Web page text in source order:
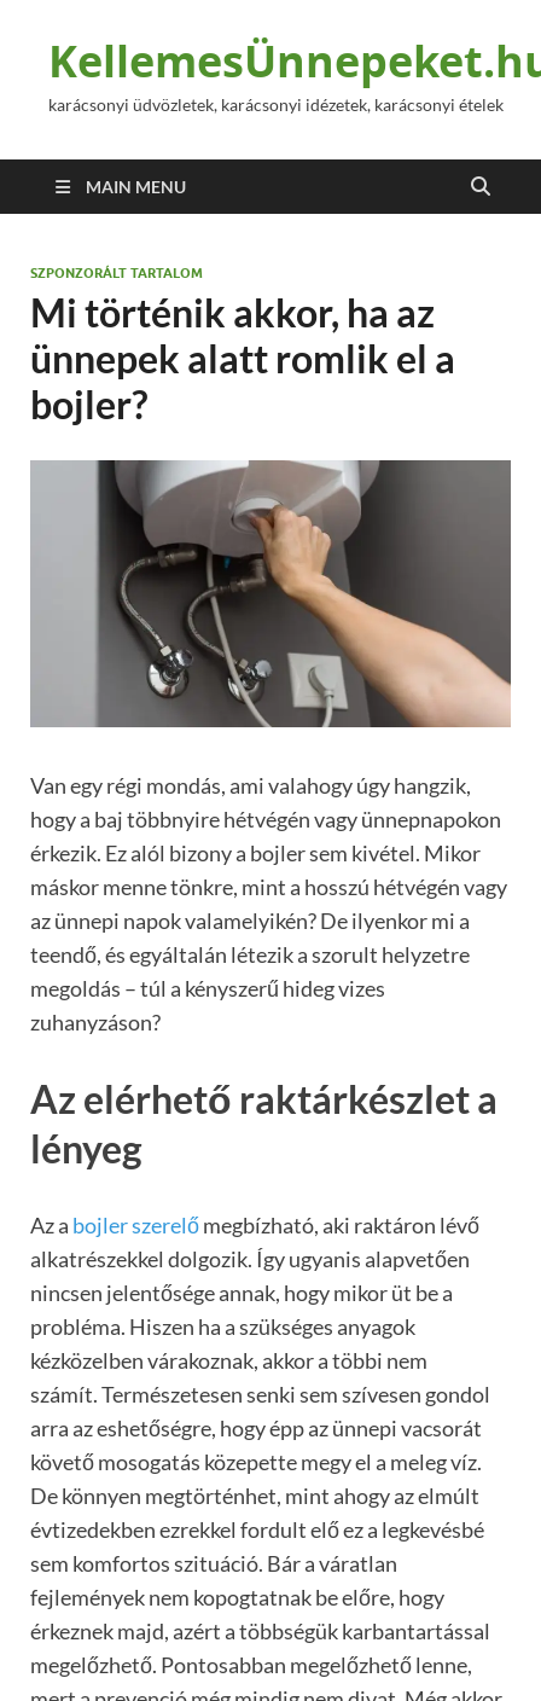
karácsonyi üdvözletek, karácsonyi idézetek, karácsonyi ételek
MAIN MENU
SZPONZORÁLT TARTALOM
Mi történik akkor, ha az
ünnepek alatt romlik el a
bojler?
Van egy régi mondás, ami valahogy úgy hangzik,
hogy a baj többnyire hétvégén vagy ünnepnapokon
érkezik. Ez alól bizony a bojler sem kivétel. Mikor
máskor menne tönkre, mint a hosszú hétvégén vagy
az ünnepi napok valamelyikén? De ilyenkor mi a
teendő, és egyáltalán létezik a szorult helyzetre
megoldás – túl a kényszerű hideg vizes
zuhanyzáson?
Az elérhető raktárkészlet a
lényeg
Az a bojler szerelőmegbízható, aki raktáron lévő
alkatrészekkel dolgozik. Így ugyanis alapvetően
nincsen jelentősége annak, hogy mikor üt be a
probléma. Hiszen ha a szükséges anyagok
kézközelben várakoznak, akkor a többi nem
számít. Természetesen senki sem szívesen gondol
arra az eshetőségre, hogy épp az ünnepi vacsorát
követő mosogatás közepette megy el a meleg víz.
De könnyen megtörténhet, mint ahogy az elmúlt
évtizedekben ezrekkel fordult elő ez a legkevésbé
sem komfortos szituáció. Bár a váratlan
fejlemények nem kopogtatnak be előre, hogy
érkeznek majd, azért a többségük karbantartással
megelőzhető. Pontosabban megelőzhető lenne,